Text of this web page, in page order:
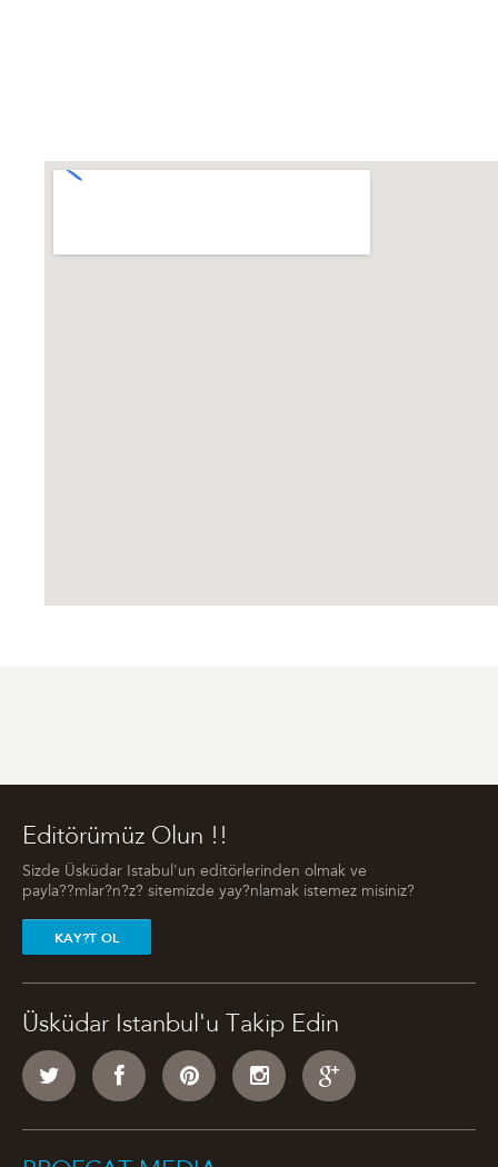
Editörümüz Olun !!
Sizde Üsküdar Istabul'un editörlerinden olmak ve
payla??mlar?n?z? sitemizde yay?nlamak istemez misiniz?
KAY?T OL
Üsküdar Istanbul'u Takip Edin